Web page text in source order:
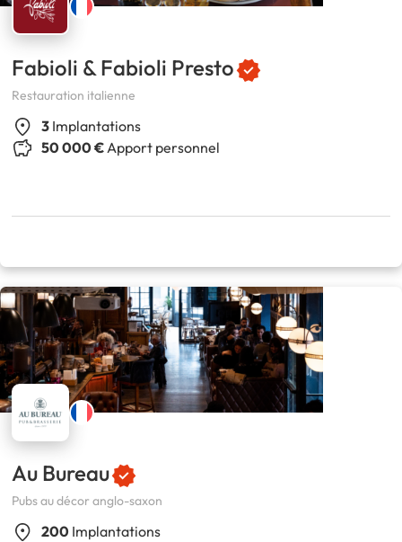
Fabioli & Fabioli Presto
Restauration italienne
3 Implantations
50 000 €Apport personnel
Au Bureau
Pubs au décor anglo-saxon
200 Implantations